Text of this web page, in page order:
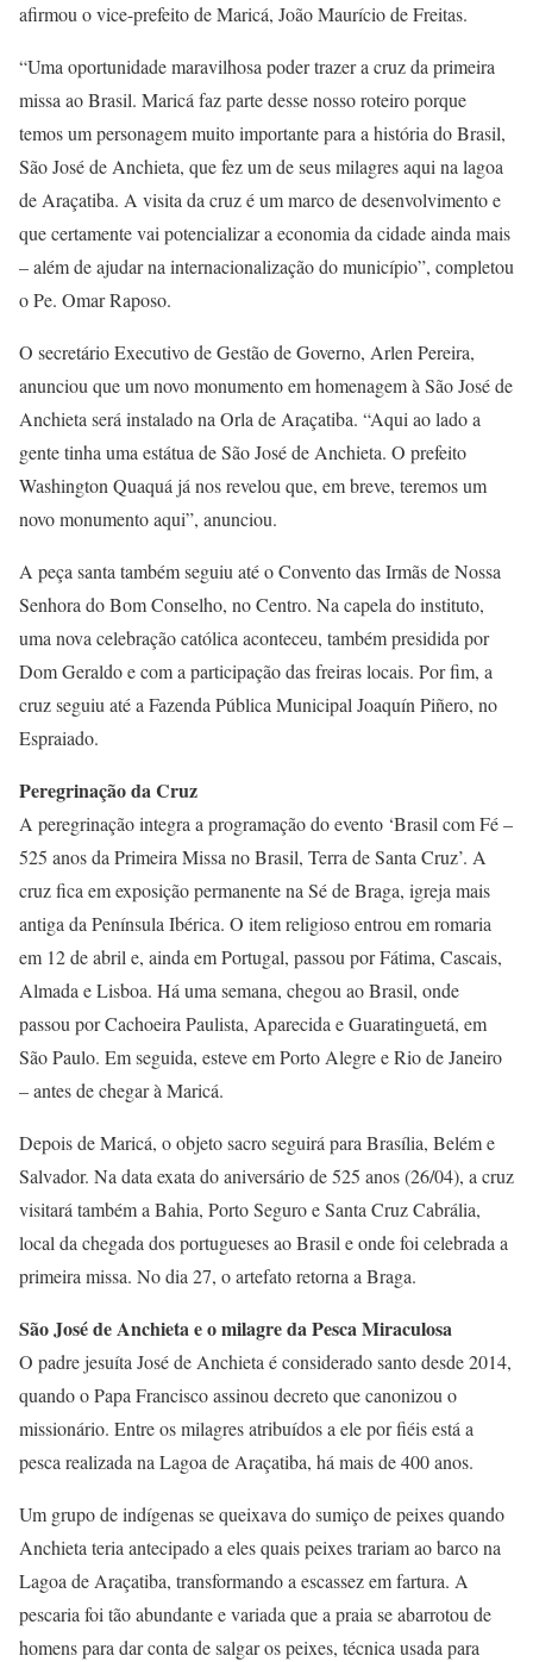
afirmou o vice-prefeito de Maricá, João Maurício de Freitas.
“Uma oportunidade maravilhosa poder trazer a cruz da primeira
missa ao Brasil. Maricá faz parte desse nosso roteiro porque
temos um personagem muito importante para a história do Brasil,
São José de Anchieta, que fez um de seus milagres aqui na lagoa
de Araçatiba. A visita da cruz é um marco de desenvolvimento e
que certamente vai potencializar a economia da cidade ainda mais
– além de ajudar na internacionalização do município”, completou
o Pe. Omar Raposo.
O secretário Executivo de Gestão de Governo, Arlen Pereira,
anunciou que um novo monumento em homenagem à São José de
Anchieta será instalado na Orla de Araçatiba. “Aqui ao lado a
gente tinha uma estátua de São José de Anchieta. O prefeito
Washington Quaquá já nos revelou que, em breve, teremos um
novo monumento aqui”, anunciou.
A peça santa também seguiu até o Convento das Irmãs de Nossa
Senhora do Bom Conselho, no Centro. Na capela do instituto,
uma nova celebração católica aconteceu, também presidida por
Dom Geraldo e com a participação das freiras locais. Por fim, a
cruz seguiu até a Fazenda Pública Municipal Joaquín Piñero, no
Espraiado.
Peregrinação da Cruz
A peregrinação integra a programação do evento ‘Brasil com Fé –
525 anos da Primeira Missa no Brasil, Terra de Santa Cruz’. A
cruz fica em exposição permanente na Sé de Braga, igreja mais
antiga da Península Ibérica. O item religioso entrou em romaria
em 12 de abril e, ainda em Portugal, passou por Fátima, Cascais,
Almada e Lisboa. Há uma semana, chegou ao Brasil, onde
passou por Cachoeira Paulista, Aparecida e Guaratinguetá, em
São Paulo. Em seguida, esteve em Porto Alegre e Rio de Janeiro
– antes de chegar à Maricá.
Depois de Maricá, o objeto sacro seguirá para Brasília, Belém e
Salvador. Na data exata do aniversário de 525 anos (26/04), a cruz
visitará também a Bahia, Porto Seguro e Santa Cruz Cabrália,
local da chegada dos portugueses ao Brasil e onde foi celebrada a
primeira missa. No dia 27, o artefato retorna a Braga.
São José de Anchieta e o milagre da Pesca Miraculosa
O padre jesuíta José de Anchieta é considerado santo desde 2014,
quando o Papa Francisco assinou decreto que canonizou o
missionário. Entre os milagres atribuídos a ele por fiéis está a
pesca realizada na Lagoa de Araçatiba, há mais de 400 anos.
Um grupo de indígenas se queixava do sumiço de peixes quando
Anchieta teria antecipado a eles quais peixes trariam ao barco na
Lagoa de Araçatiba, transformando a escassez em fartura. A
pescaria foi tão abundante e variada que a praia se abarrotou de
homens para dar conta de salgar os peixes, técnica usada para